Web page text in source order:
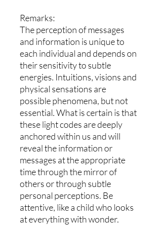
Remarks:
The perception of messages
and information is unique to
each individual and depends on
their sensitivity to subtle
energies. Intuitions, visions and
physical sensations are
possible phenomena, but not
essential. What is certain is that
these light codes are deeply
anchored within us and will
reveal the information or
messages at the appropriate
time through the mirror of
others or through subtle
personal perceptions. Be
attentive, like a child who looks
at everything with wonder.